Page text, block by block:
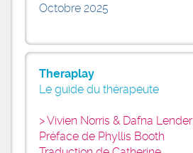
Octobre 2025
Theraplay
Le guide du thérapeute
Vivien Norris & Dafna Lender
Préface de Phyllis Booth